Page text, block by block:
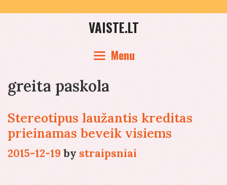
content
VAISTE.LT
Menu
greita paskola
Stereotipus laužantis kreditas
prieinamas beveik visiems
2015-12-19 by straipsniai